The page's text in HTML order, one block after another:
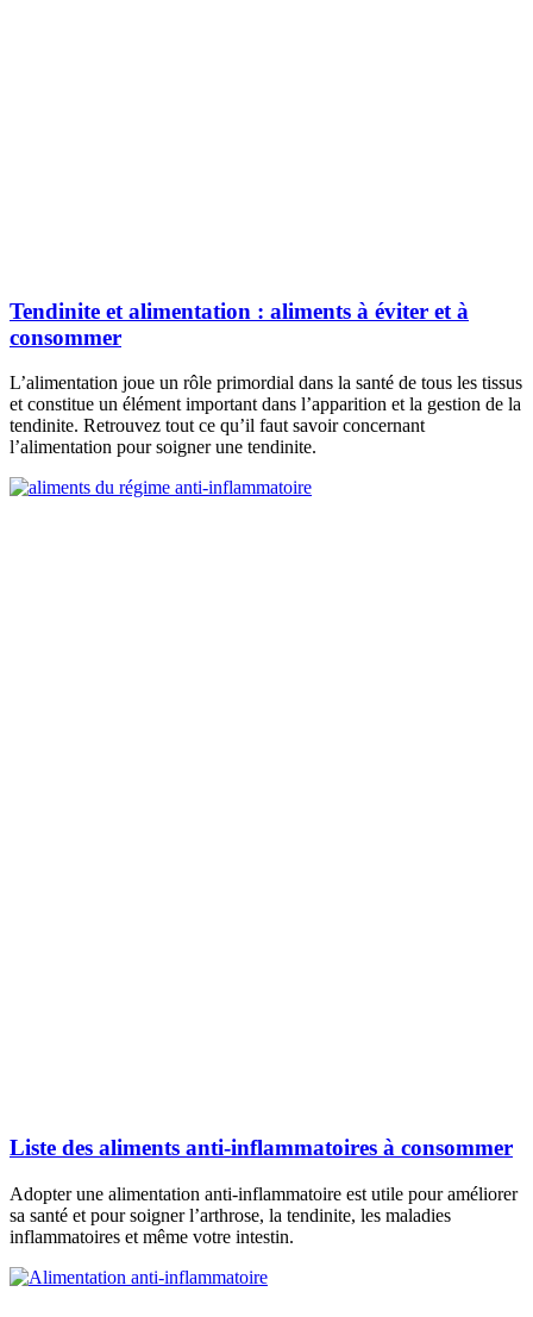
Tendinite et alimentation : aliments à éviter et à
consommer
L’alimentation joue un rôle primordial dans la santé de tous les tissus
et constitue un élément important dans l’apparition et la gestion de la
tendinite. Retrouvez tout ce qu’il faut savoir concernant
l’alimentation pour soigner une tendinite.
Liste des aliments anti-inflammatoires à consommer
Adopter une alimentation anti-inflammatoire est utile pour améliorer
sa santé et pour soigner l’arthrose, la tendinite, les maladies
inflammatoires et même votre intestin.